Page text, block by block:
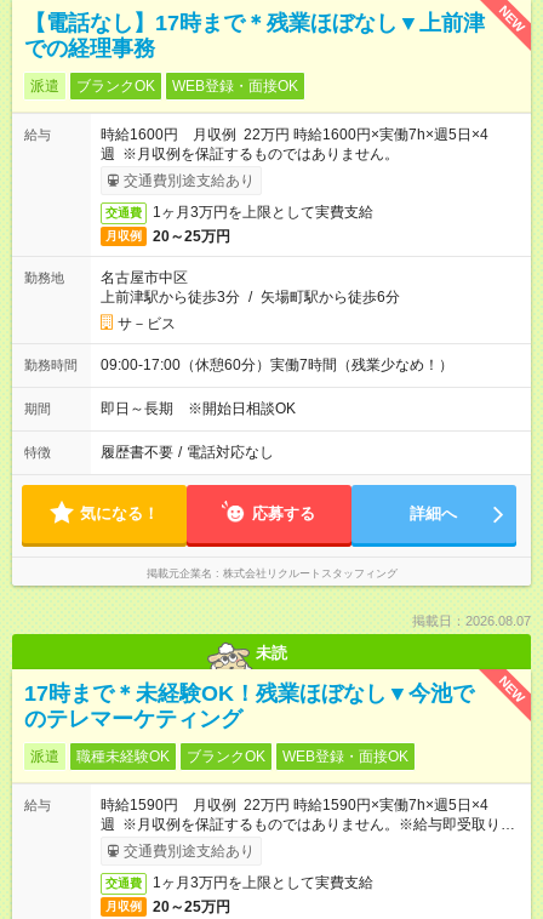
NEW
【電話なし】17時まで＊残業ほぼなし▼上前津
での経理事務
派遣 ブランクOK WEB登録・面接OK
給与
時給1600円 月収例 22万円 時給1600円×実働7h×週5日×4
週 ※月収例を保証するものではありません。
交通費別途支給あり
交通費 1ヶ月3万円を上限として実費支給
月収例 20～25万円
勤務地
名古屋市中区
上前津駅から徒歩3分 / 矢場町駅から徒歩6分
サ－ビス
勤務時間 09:00-17:00（休憩60分）実働7時間（残業少なめ！）
期間 即日～長期 ※開始日相談OK
特徴 履歴書不要 / 電話対応なし
気になる！ 応募する 詳細へ
掲載元企業名 株式会社リクルートスタッフィング
掲載日：2026.08.07
未読
NEW
17時まで＊未経験OK！残業ほぼなし▼今池で
のテレマーケティング
派遣 職種未経験OK ブランクOK WEB登録・面接OK
給与
時給1590円 月収例 22万円 時給1590円×実働7h×週5日×4
週 ※月収例を保証するものではありません。※給与即受取りサ
ービス利用可（利用条件有）
交通費別途支給あり
交通費 1ヶ月3万円を上限として実費支給
月収例 20～25万円